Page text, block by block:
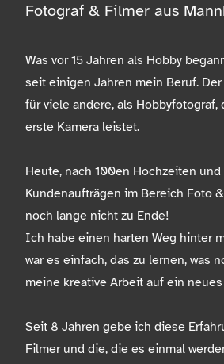
Fotograf & Filmer aus
Was vor 15 Jahren als Hobby
seit einigen Jahren mein Beruf.
für viele andere, als Hobbyfotograf,
erste Kamera leistet.
Heute, nach 100en Hochzeiten
Kundenaufträgen im Bereich Foto
noch lange nicht zu Ende!
Ich habe einen harten Weg hinter
war es einfach, das zu lernen, was
meine kreative Arbeit auf ein
Seit 8 Jahren gebe ich diese
Filmer und die, die es einmal